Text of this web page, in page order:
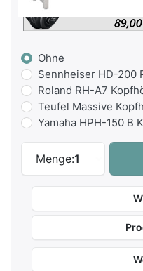
Ohne
Sennheiser HD-200
Roland RH-A7
Teufel Massive
Yamaha HPH-150 B
Menge:1